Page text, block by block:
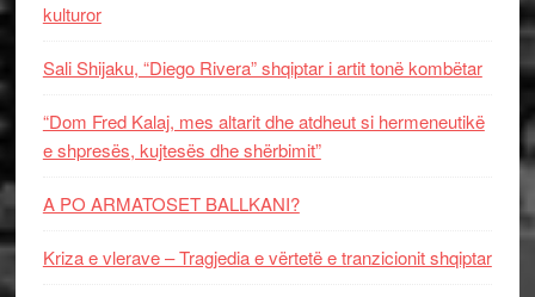
kulturor
Sali Shijaku, “Diego Rivera” shqiptar i artit tonë kombëtar
“Dom Fred Kalaj, mes altarit dhe atdheut si hermeneutikë
e shpresës, kujtesës dhe shërbimit”
A PO ARMATOSET BALLKANI?
Kriza e vlerave – Tragjedia e vërtetë e tranzicionit shqiptar